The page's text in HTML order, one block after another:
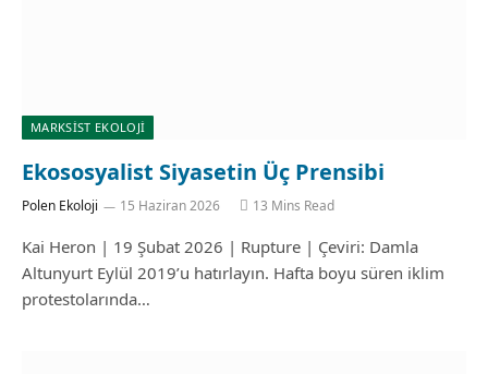
MARKSIST EKOLOJI
Ekososyalist Siyasetin Üç Prensibi
Polen Ekoloji 15 Haziran 2026 13 Mins Read
Kai Heron | 19 Şubat 2026 | Rupture | Çeviri: Damla
Altunyurt Eylül 2019’u hatırlayın. Hafta boyu süren iklim
protestolarında…